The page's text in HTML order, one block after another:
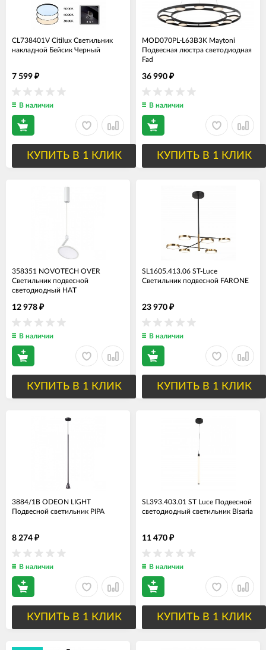
CL738401V Citilux Светильник
накладной Бейсик Черный
7 599 ₽
В наличии
КУПИТЬ В 1 КЛИК
MOD070PL-L63B3K Maytoni
Подвесная люстра светодиодная
Fad
36 990 ₽
В наличии
КУПИТЬ В 1 КЛИК
358351 NOVOTECH OVER
Светильник подвесной
светодиодный HAT
12 978 ₽
В наличии
КУПИТЬ В 1 КЛИК
SL1605.413.06 ST-Luce
Светильник подвесной FARONE
23 970 ₽
В наличии
КУПИТЬ В 1 КЛИК
3884/1B ODEON LIGHT
Подвесной светильник PIPA
8 274 ₽
В наличии
КУПИТЬ В 1 КЛИК
SL393.403.01 ST Luce Подвесной
светодиодный светильник Bisaria
11 470 ₽
В наличии
КУПИТЬ В 1 КЛИК